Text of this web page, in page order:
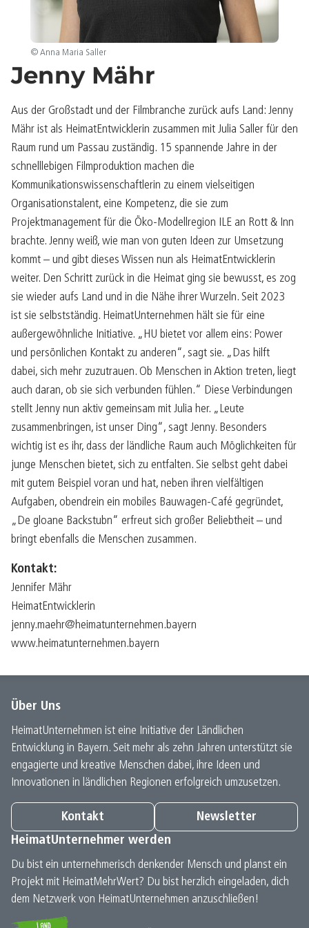
© Anna Maria Saller
Jenny Mähr
Aus der Großstadt und der Filmbranche zurück aufs Land: Jenny
Mähr ist als HeimatEntwicklerin zusammen mit Julia Saller für den
Raum rund um Passau zuständig. 15 spannende Jahre in der
schnelllebigen Filmproduktion machen die
Kommunikationswissenschaftlerin zu einem vielseitigen
Organisationstalent, eine Kompetenz, die sie zum
Projektmanagement für die Öko-Modellregion ILE an Rott & Inn
brachte. Jenny weiß, wie man von guten Ideen zur Umsetzung
kommt – und gibt dieses Wissen nun als HeimatEntwicklerin
weiter. Den Schritt zurück in die Heimat ging sie bewusst, es zog
sie wieder aufs Land und in die Nähe ihrer Wurzeln. Seit 2023
ist sie selbstständig. HeimatUnternehmen hält sie für eine
außergewöhnliche Initiative. „HU bietet vor allem eins: Power
und persönlichen Kontakt zu anderen“, sagt sie. „Das hilft
dabei, sich mehr zuzutrauen. Ob Menschen in Aktion treten, liegt
auch daran, ob sie sich verbunden fühlen.“ Diese Verbindungen
stellt Jenny nun aktiv gemeinsam mit Julia her. „Leute
zusammenbringen, ist unser Ding“, sagt Jenny. Besonders
wichtig ist es ihr, dass der ländliche Raum auch Möglichkeiten für
junge Menschen bietet, sich zu entfalten. Sie selbst geht dabei
mit gutem Beispiel voran und hat, neben ihren vielfältigen
Aufgaben, obendrein ein mobiles Bauwagen-Café gegründet,
„De gloane Backstubn“ erfreut sich großer Beliebtheit – und
bringt ebenfalls die Menschen zusammen.
Kontakt:
Jennifer Mähr
HeimatEntwicklerin
jenny.maehr@heimatunternehmen.bayern
www.heimatunternehmen.bayern
Über Uns
HeimatUnternehmen ist eine Initiative der Ländlichen
Entwicklung in Bayern. Seit mehr als zehn Jahren unterstützt sie
engagierte und kreative Menschen dabei, ihre Ideen und
Innovationen in ländlichen Regionen erfolgreich umzusetzen.
Kontakt
Newsletter
HeimatUnternehmer werden
Du bist ein unternehmerisch denkender Mensch und planst ein
Projekt mit HeimatMehrWert? Du bist herzlich eingeladen, dich
dem Netzwerk von HeimatUnternehmen anzuschließen!